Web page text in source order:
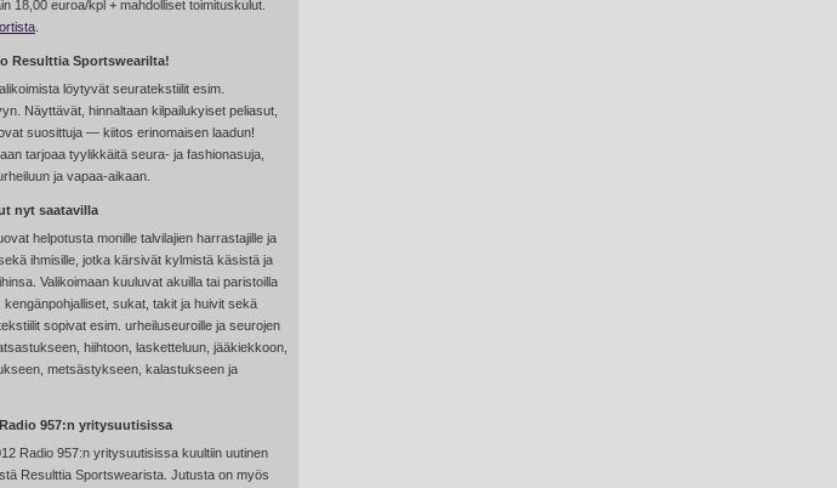
18,00 euroa/kpl + mahdolliset toimituskulut.
.
Resulttia Sportswearilta!
löytyvät seuratekstiilit esim.
Näyttävät, hinnaltaan kilpailukyiset peliasut,
suosittuja — kiitos erinomaisen laadun!
tarjoaa tyylikkäitä seura- ja fashionasuja,
ja vapaa-aikaan.
nyt saatavilla
helpotusta monille talvilajien harrastajille ja
ihmisille, jotka kärsivät kylmistä käsistä ja
Valikoimaan kuuluvat akuilla tai paristoilla
sukat, takit ja huivit sekä
sopivat esim. urheiluseuroille ja seurojen
hiihtoon, lasketteluun, jääkiekkoon,
metsästykseen, kalastukseen ja
957:n yritysuutisissa
Radio 957:n yritysuutisissa kuultiin uutinen
Resulttia Sportswearista. Jutusta on myös